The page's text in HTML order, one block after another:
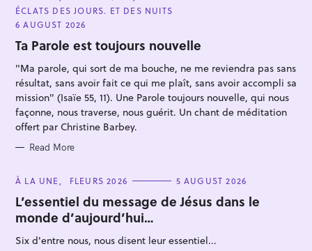
A
T
E
G
O
R
E
ÉCLATS DES JOURS. ET DES NUITS
6 AUGUST 2026
Ta Parole est toujours nouvelle
"Ma parole, qui sort de ma bouche, ne me reviendra pas sans
résultat, sans avoir fait ce qui me plaît, sans avoir accompli sa
mission" (Isaïe 55, 11). Une Parole toujours nouvelle, qui nous
façonne, nous traverse, nous guérit. Un chant de méditation
offert par Christine Barbey.
Read More
C
T
E
G
O
R
I
À LA UNE FLEURS 2026 5 AUGUST 2026
L’essentiel du message de Jésus dans le
monde d’aujourd’hui…
Six d'entre nous, nous disent leur essentiel...
S
e
a
c
h
f
o
r